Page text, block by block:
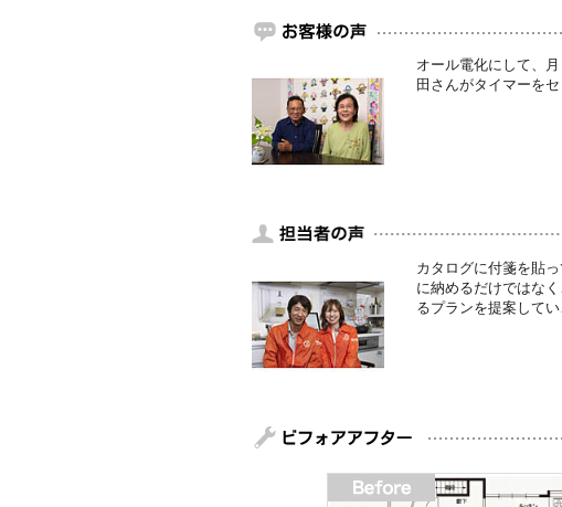
オール電化にして、
田さんがタイマーを
カタログに付箋を貼
に納めるだけではな
るプランを提案してい